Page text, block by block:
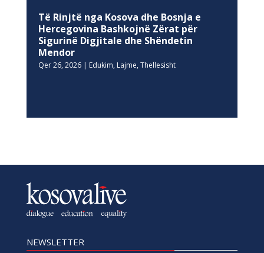
Të Rinjtë nga Kosova dhe Bosnja e
Hercegovina Bashkojnë Zërat për
Sigurinë Digjitale dhe Shëndetin
Mendor
Qer 26, 2026| Edukim, Lajme, Thellesisht
NEWSLETTER